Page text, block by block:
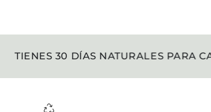
TIENES 30 DÍAS NATURALES PARA